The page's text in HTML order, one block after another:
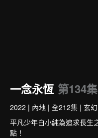
一念永恆 第134集
2022 | 內地 | 全212集 | 玄幻
平凡少年白小純為追求長生
點！